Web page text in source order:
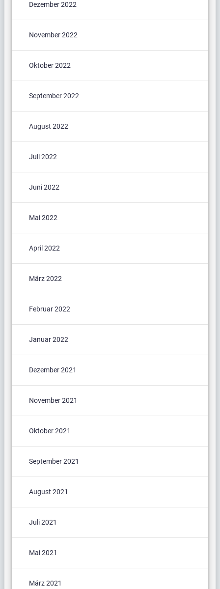
Dezember 2022
November 2022
Oktober 2022
September 2022
August 2022
Juli 2022
Juni 2022
Mai 2022
April 2022
März 2022
Februar 2022
Januar 2022
Dezember 2021
November 2021
Oktober 2021
September 2021
August 2021
Juli 2021
Mai 2021
März 2021